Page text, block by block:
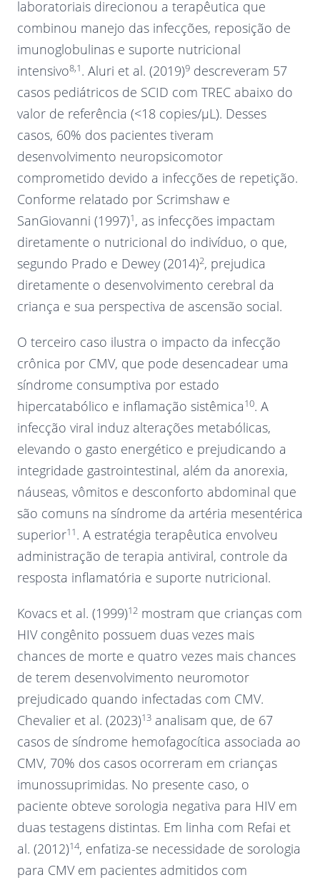
laboratoriais direcionou a terapêutica que
combinou manejo das infecções, reposição de
imunoglobulinas e suporte nutricional
intensivo8,1. Aluri et al. (2019)9 descreveram 57
casos pediátricos de SCID com TREC abaixo do
valor de referência (<18 copies/μL). Desses
casos, 60% dos pacientes tiveram
desenvolvimento neuropsicomotor
comprometido devido a infecções de repetição.
Conforme relatado por Scrimshaw e
SanGiovanni (1997)1, as infecções impactam
diretamente o nutricional do indivíduo, o que,
segundo Prado e Dewey (2014)2, prejudica
diretamente o desenvolvimento cerebral da
criança e sua perspectiva de ascensão social.
O terceiro caso ilustra o impacto da infecção
crônica por CMV, que pode desencadear uma
síndrome consumptiva por estado
hipercatabólico e inflamação sistêmica10. A
infecção viral induz alterações metabólicas,
elevando o gasto energético e prejudicando a
integridade gastrointestinal, além da anorexia,
náuseas, vômitos e desconforto abdominal que
são comuns na síndrome da artéria mesentérica
superior11. A estratégia terapêutica envolveu
administração de terapia antiviral, controle da
resposta inflamatória e suporte nutricional.
Kovacs et al. (1999)12 mostram que crianças com
HIV congênito possuem duas vezes mais
chances de morte e quatro vezes mais chances
de terem desenvolvimento neuromotor
prejudicado quando infectadas com CMV.
Chevalier et al. (2023)13 analisam que, de 67
casos de síndrome hemofagocítica associada ao
CMV, 70% dos casos ocorreram em crianças
imunossuprimidas. No presente caso, o
paciente obteve sorologia negativa para HIV em
duas testagens distintas. Em linha com Refai et
al. (2012)14, enfatiza-se necessidade de sorologia
para CMV em pacientes admitidos com